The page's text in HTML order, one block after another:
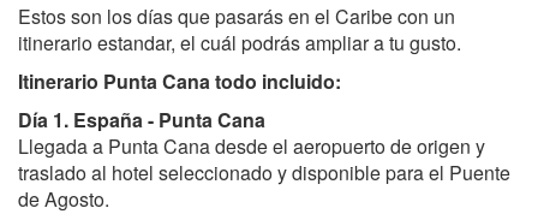
Estos son los días que pasarás en el Caribe con un
itinerario estandar, el cuál podrás ampliar a tu gusto.
Itinerario Punta Cana todo incluido:
Día 1. España - Punta Cana
Llegada a Punta Cana desde el aeropuerto de origen y
traslado al hotel seleccionado y disponible para el Puente
de Agosto.